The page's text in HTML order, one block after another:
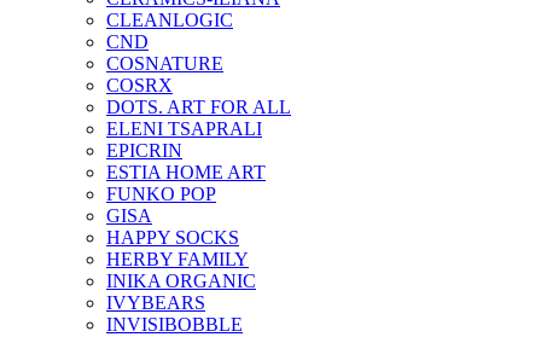
CLEANLOGIC
CND
COSNATURE
COSRX
DOTS. ART FOR ALL
ELENI TSAPRALI
EPICRIN
ESTIA HOME ART
FUNKO POP
GISA
HAPPY SOCKS
HERBY FAMILY
INIKA ORGANIC
IVYBEARS
INVISIBOBBLE